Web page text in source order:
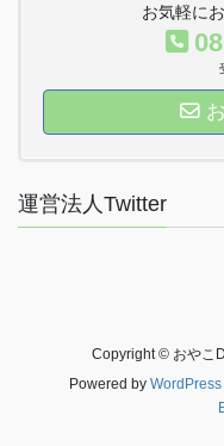
お気軽に
運営法人Twitter
Copyright © おやこ
Powered by WordPress